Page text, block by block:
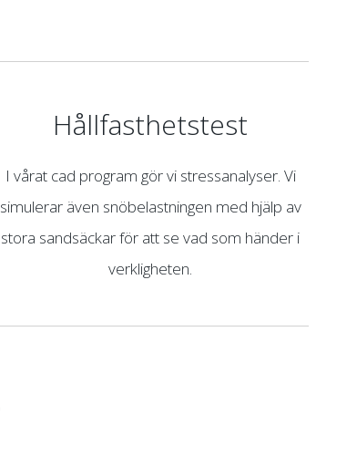
Hållfasthetstest
I vårat cad program gör vi stressanalyser. Vi
simulerar även snöbelastningen med hjälp av
stora sandsäckar för att se vad som händer i
verkligheten.